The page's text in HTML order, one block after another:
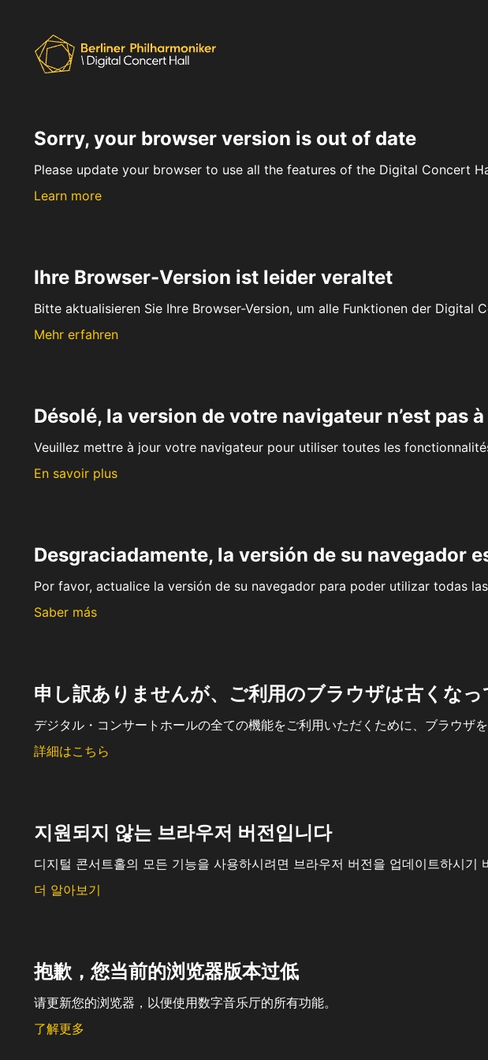
Sorry, your browser version is out of date
Please update your browser to use all the features of the Digital Concert
Learn more
Ihre Browser-Version ist leider veraltet
Bitte aktualisieren Sie Ihre Browser-Version, um alle Funktionen der Digital
Mehr erfahren
Désolé, la version de votre navigateur n’est pas
Veuillez mettre à jour votre navigateur pour utiliser toutes les
En savoir plus
Desgraciadamente, la versión de su navegador
Por favor, actualice la versión de su navegador para poder utilizar todas
Saber más
申し訳ありませんが、ご利用のブラウザは古くな
デジタル・コンサートホールの全ての機能をご利用いただくために、ブラウザ
詳細はこちら
지원되지 않는 브라우저 버전입니다
디지털 콘서트홀의 모든 기능을 사용하시려면 브라우저 버전을 업데이트하시기
더 알아보기
抱歉，您当前的浏览器版本过低
请更新您的浏览器，以便使用数字音乐厅的所有功能。
了解更多